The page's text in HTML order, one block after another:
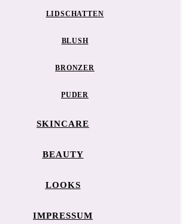
LIDSCHATTEN
BLUSH
BRONZER
PUDER
SKINCARE
BEAUTY
LOOKS
IMPRESSUM